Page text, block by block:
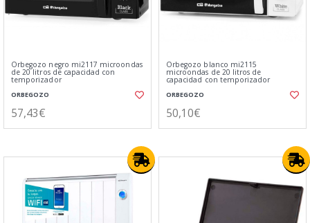
Orbegozo negro mi2117 microondas
de 20 litros de capacidad con
temporizador
ORBEGOZO
57,43€
Orbegozo blanco mi2115
microondas de 20 litros de
capacidad con temporizador
ORBEGOZO
50,10€